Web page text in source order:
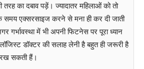
का दबाव पड़ें। ज्यादातर महिलाओं को तो
के समय एक्सरसाइज करने से मना ही कर दी जाती
गर्भावस्था में भी अपनी फिटनेस पर पूरा ध्यान
डॉक्टर की सलाह लेनी है बहुत ही जरूरी है
रख सकती हैं।